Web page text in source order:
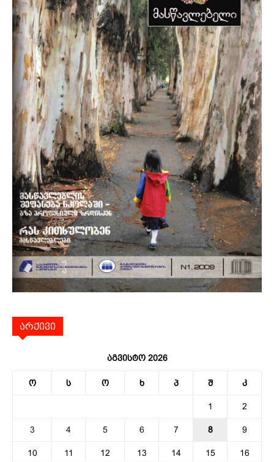
არქივი
აგვისტო 2026
ო ს ო ხ პ შ კ
1 2
3 4 5 6 7 8 9
10 11 12 13 14 15 16